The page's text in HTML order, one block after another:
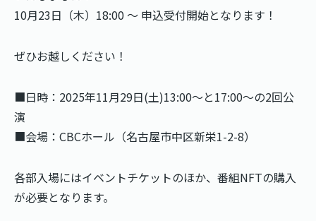
10月23日（木）18:00 ～ 申込受付開始となります！
ぜひお越しください！
■日時：2025年11月29日(土)13:00〜と17:00〜の2回公
演
■会場：CBCホール（名古屋市中区新栄1-2-8）
各部入場にはイベントチケットのほか、番組NFTの購入
が必要となります。